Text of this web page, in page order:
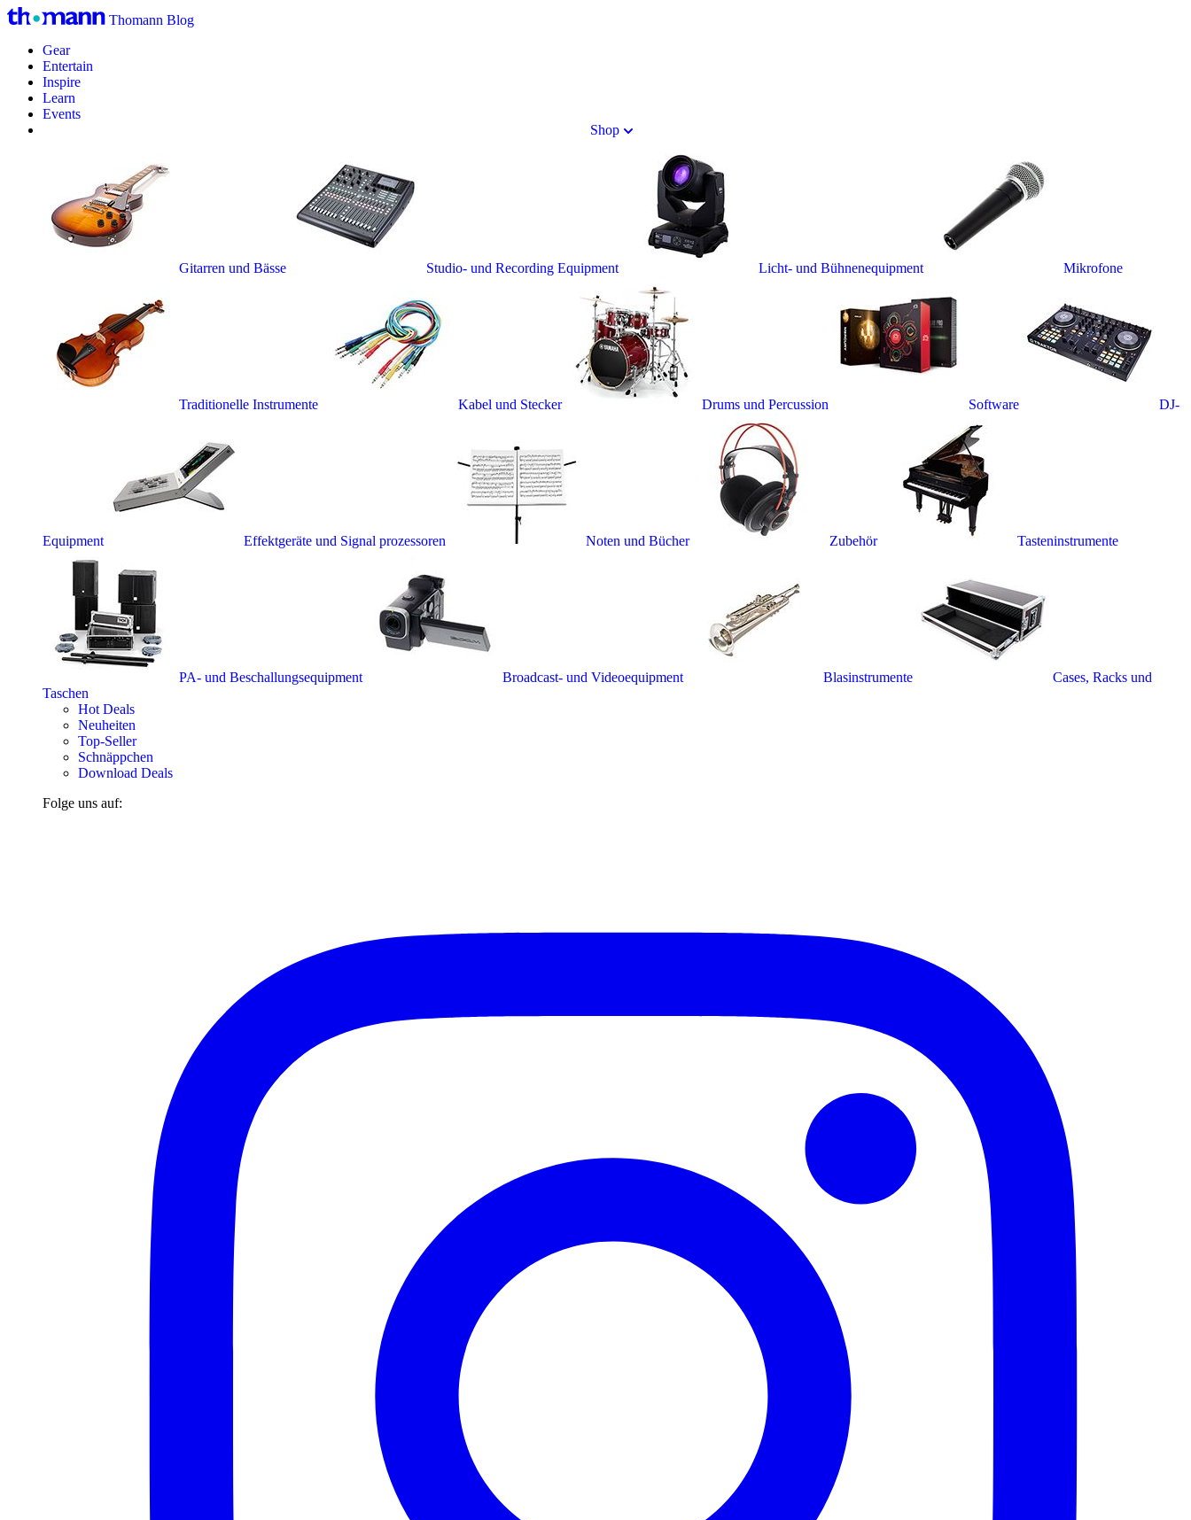
Thomann Blog
Gear
Entertain
Inspire
Learn
Events
Shop
Gitarren und Bässe Studio- und Recording Equipment Licht- und Bühnenequipment Mikrofone
Traditionelle Instrumente Kabel und Stecker Drums und Percussion Software DJ-
Equipment Effektgeräte und Signal prozessoren Noten und Bücher Zubehör Tasteninstrumente
PA- und Beschallungsequipment Broadcast- und Videoequipment Blasinstrumente
Cases, Racks und
Taschen
Hot Deals
Neuheiten
Top-Seller
Schnäppchen
Download Deals
Folge uns auf: